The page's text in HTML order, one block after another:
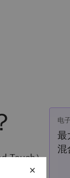
Touch）
C
电
最
混
×